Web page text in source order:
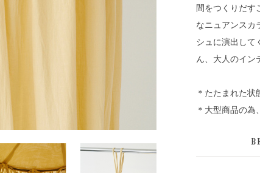
間をつくりだす
なニュアンスカ
シュに演出して
ん、大人のイン
＊たたまれた状
＊大型商品の為